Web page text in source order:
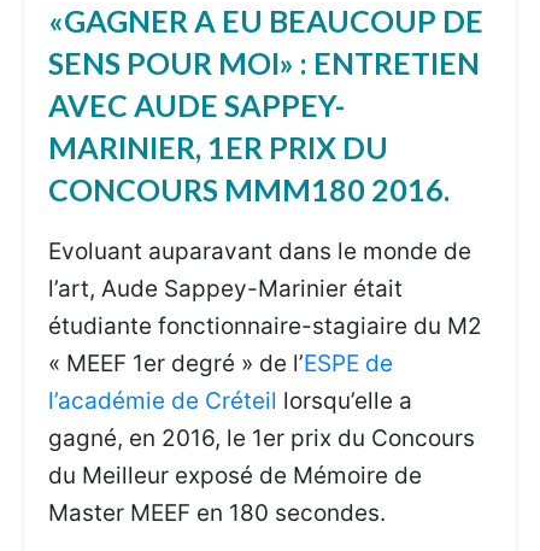
«GAGNER A EU BEAUCOUP DE
SENS POUR MOI» : ENTRETIEN
AVEC AUDE SAPPEY-
MARINIER, 1ER PRIX DU
CONCOURS MMM180 2016.
Evoluant auparavant dans le monde de
l’art, Aude Sappey-Marinier était
étudiante fonctionnaire-stagiaire du M2
« MEEF 1er degré » de l’ESPE de
l’académie de Créteil lorsqu’elle a
gagné, en 2016, le 1er prix du Concours
du Meilleur exposé de Mémoire de
Master MEEF en 180 secondes.